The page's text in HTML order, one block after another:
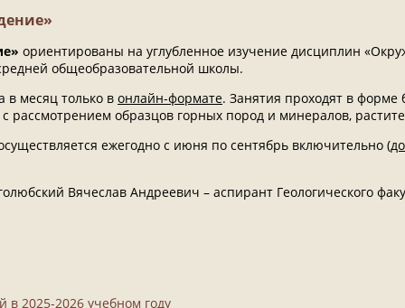
ориентированы на углубленное изучение дисциплин
общеобразовательной школы.
в месяц только в онлайн-формате. Занятия проходят в форме
рассмотрением образцов горных пород и минералов,
ежегодно с июня по сентябрь включительно (
Вячеслав Андреевич – аспирант Геологического
в 2025-2026 учебном году